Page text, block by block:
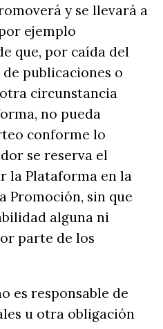
y se llevará a
ejemplo
que, por caída del
publicaciones o
circunstancia
no pueda
conforme lo
se reserva el
la Plataforma en la
Promoción, sin que
alguna ni
parte de los
es responsable de
u otra obligación